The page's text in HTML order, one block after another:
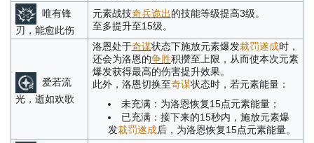
唯有锋
刃，能愈此伤
元素战技奇兵诡出的技能等级提高3级。
至多提升至15级。
爱若流
光，逝如欢歌
洛恩处于奇谋状态下施放元素爆发裁罚遂成时，
还会为洛恩的争胜积攒至上限，从而使本次元素
爆发获得最高的伤害提升效果。
此外，洛恩切换至奇谋状态时，若元素能量：
未充满：为洛恩恢复15点元素能量；
已充满：接下来的15秒内，施放元素爆
发裁罚遂成后，为洛恩恢复15点元素能量。